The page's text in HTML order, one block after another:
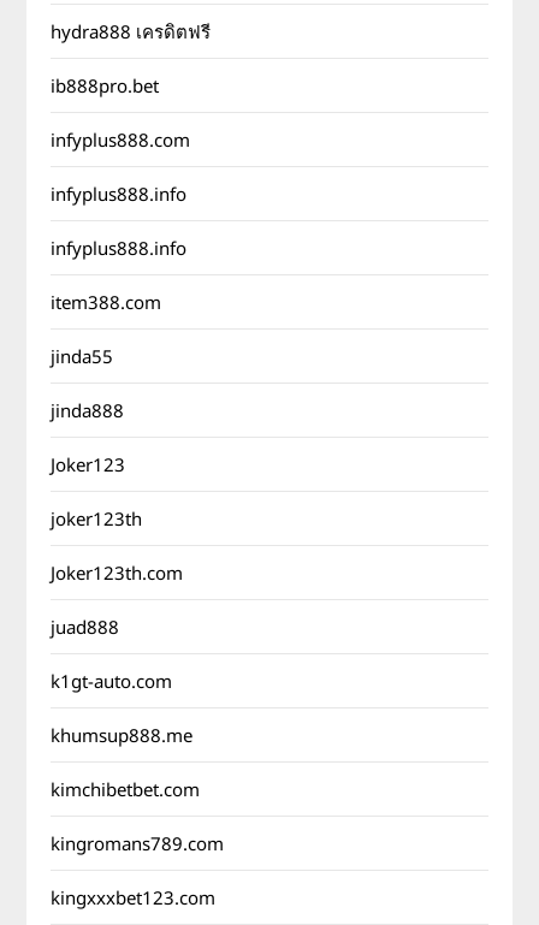
hydra888 เครดิตฟรี
ib888pro.bet
infyplus888.com
infyplus888.info
infyplus888.info
item388.com
jinda55
jinda888
Joker123
joker123th
Joker123th.com
juad888
k1gt-auto.com
khumsup888.me
kimchibetbet.com
kingromans789.com
kingxxxbet123.com